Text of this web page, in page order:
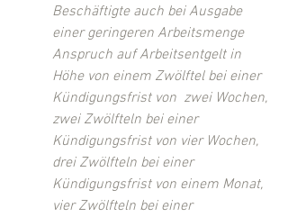
Beschäftigte auch bei Ausgabe
einer geringeren Arbeitsmenge
Anspruch auf Arbeitsentgelt in
Höhe von einem Zwölftel bei einer
Kündigungsfrist von  zwei Wochen,
zwei Zwölfteln bei einer
Kündigungsfrist von vier Wochen,
drei Zwölfteln bei einer
Kündigungsfrist von einem Monat,
vier Zwölfteln bei einer